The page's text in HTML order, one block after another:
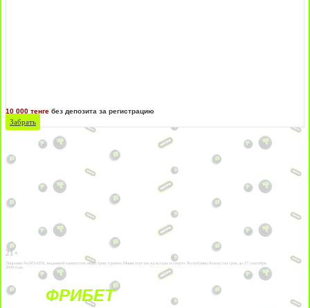
10 000 тенге без депозита за регистрацию
Забрать
21+
Лицензии №24514359, выданной комитетом индустрии туризма Министерства культуры и спорта Республики Казахстан срок до 27 сентября
2034 года.
ФРИБЕТ